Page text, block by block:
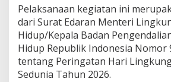
h
e
l
a
l
u
Pelaksanaan kegiatan ini
dari Surat Edaran Menteri
Hidup/Kepala Badan
Hidup Republik Indonesia Nomor
tentang Peringatan Hari
Sedunia Tahun 2026.